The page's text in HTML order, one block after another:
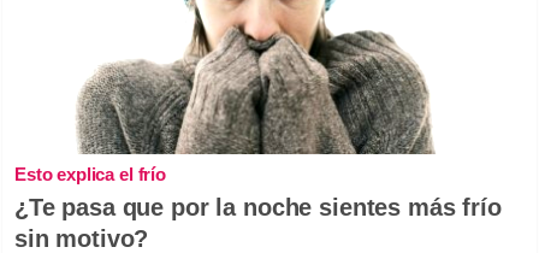
Esto explica el frío
¿Te pasa que por la noche sientes más frío
sin motivo?